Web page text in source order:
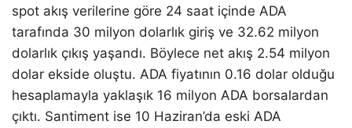
spot akış verilerine göre 24 saat içinde ADA
tarafında 30 milyon dolarlık giriş ve 32.62 milyon
dolarlık çıkış yaşandı. Böylece net akış 2.54 milyon
dolar ekside oluştu. ADA fiyatının 0.16 dolar olduğu
hesaplamayla yaklaşık 16 milyon ADA borsalardan
çıktı. Santiment ise 10 Haziran’da eski ADA